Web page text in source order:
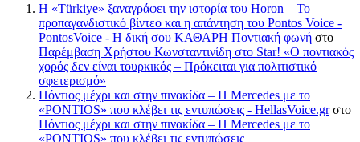
Η «Türkiye» ξαναγράφει την ιστορία του Horon – Το
προπαγανδιστικό βίντεο και η απάντηση του Pontos Voice -
PontosVoice - H δική σου ΚΑΘΑΡΗ Ποντιακή φωνή στο
Παρέμβαση Χρήστου Κωνσταντινίδη στο Star! «Ο ποντιακός
χορός δεν είναι τουρκικός – Πρόκειται για πολιτιστικό
σφετερισμό»
Πόντιος μέχρι και στην πινακίδα – Η Mercedes με το
«PONTIOS» που κλέβει τις εντυπώσεις - HellasVoice.grστο
Πόντιος μέχρι και στην πινακίδα – Η Mercedes με το
«PONTIOS» που κλέβει τις εντυπώσεις